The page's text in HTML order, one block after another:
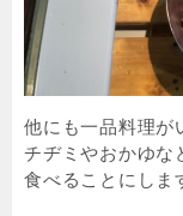
他にも一品料理が
チヂミやおかゆな
食べることにしま